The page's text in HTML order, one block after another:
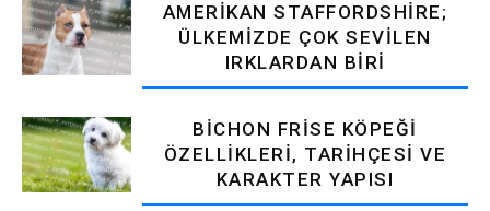
AMERIKAN STAFFORDSHIRE;
ÜLKEMIZDE ÇOK SEVILEN
IRKLARDAN BIRI
BICHON FRISE KÖPEĞI
ÖZELLIKLERI, TARIHÇESI VE
KARAKTER YAPISI